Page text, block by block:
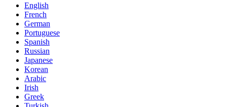
English
French
German
Portuguese
Spanish
Russian
Japanese
Korean
Arabic
Irish
Greek